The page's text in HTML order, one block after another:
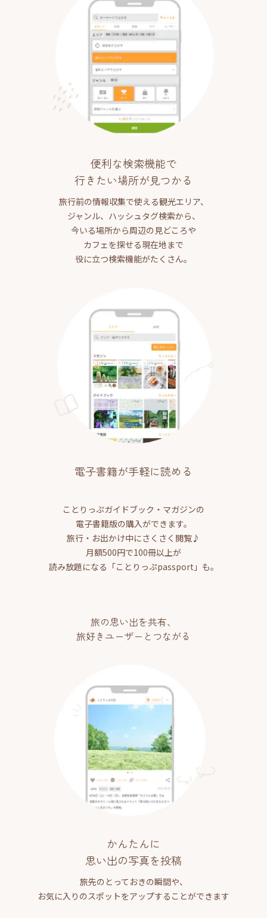
便利な検索機能で
行きたい場所が見つかる
旅行前の情報収集で使える観光エリア、
ジャンル、ハッシュタグ検索から、
今いる場所から周辺の見どころや
カフェを探せる現在地まで
役に立つ検索機能がたくさん。
電子書籍が手軽に読める
ことりっぷガイドブック・マガジンの
電子書籍版の購入ができます。
旅行・お出かけ中にさくさく閲覧♪
月額500円で100冊以上が
読み放題になる「ことりっぷpassport」も。
旅の思い出を共有、
旅好きユーザーとつながる
かんたんに
思い出の写真を投稿
旅先のとっておきの瞬間や、
お気に入りのスポットをアップすることができます